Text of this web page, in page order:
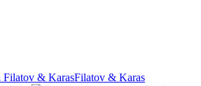
Filatov & Karas